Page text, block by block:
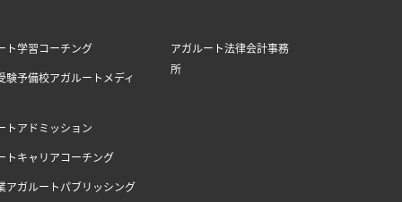
ト学習コーチング
験予備校アガルートメディ
トアドミッション
トキャリアコーチング
アガルートパブリッシング
アガルート法律会計事務
所